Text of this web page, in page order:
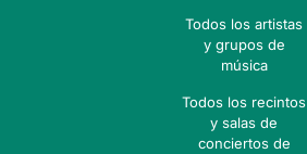
Todos los artistas
y grupos de
música
Todos los recintos
y salas de
conciertos de